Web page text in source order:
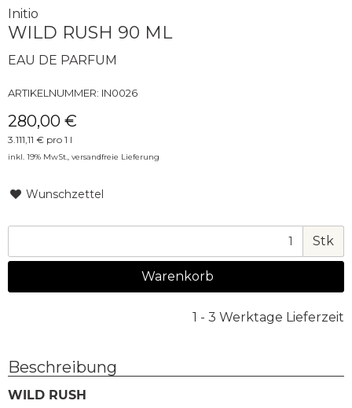
Initio
WILD RUSH 90 ML
EAU DE PARFUM
ARTIKELNUMMER: IN0026
280,00 €
3.111,11 € pro 1 l
inkl. 19% MwSt., versandfreie Lieferung
Wunschzettel
Stk
Warenkorb
1 - 3 Werktage Lieferzeit
Beschreibung
WILD RUSH